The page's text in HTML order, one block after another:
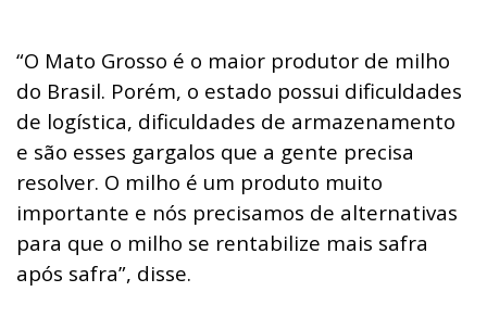
“O Mato Grosso é o maior produtor de milho
do Brasil. Porém, o estado possui dificuldades
de logística, dificuldades de armazenamento
e são esses gargalos que a gente precisa
resolver. O milho é um produto muito
importante e nós precisamos de alternativas
para que o milho se rentabilize mais safra
após safra”, disse.